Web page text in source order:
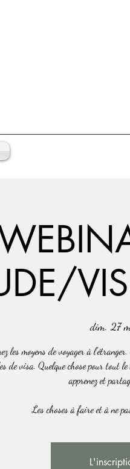
dim. 27
les moyens de voyager à
de visa. Quelque chose pour tout
apprenez et
Les choses à faire et à ne